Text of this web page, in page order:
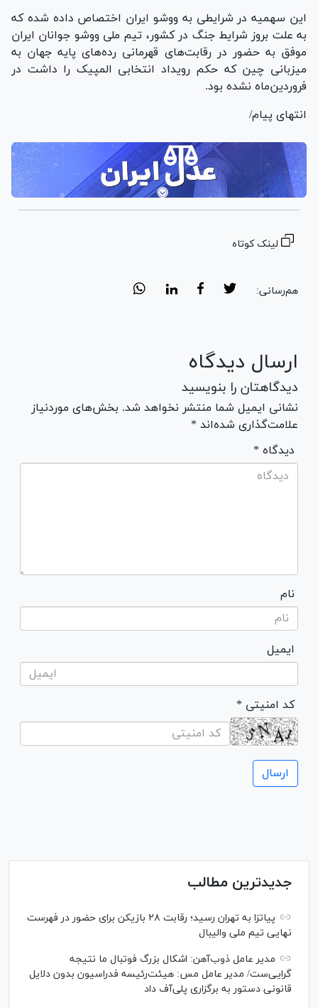
این سهمیه در شرایطی به ووشو ایران اختصاص داده شده که
به علت بروز شرایط جنگ در کشور، تیم ملی ووشو جوانان ایران
موفق به حضور در رقابت‌های قهرمانی رده‌های پایه جهان به
میزبانی چین که حکم رویداد انتخابی المپیک را داشت در
فروردین‌ماه نشده بود.
انتهای پیام/
لینک کوتاه
هم‌رسانی:
ارسال دیدگاه
دیدگاهتان را بنویسید
نشانی ایمیل شما منتشر نخواهد شد. بخش‌های موردنیاز
علامت‌گذاری شده‌اند *
* دیدگاه
نام
ایمیل
* کد امنیتی
جدیدترین مطالب
پیاتزا به تهران رسید؛ رقابت ۲۸ بازیکن برای حضور در فهرست
نهایی تیم ملی والیبال
مدیر عامل ذوب‌آهن: اشکال بزرگ فوتبال ما نتیجه
گرایی‌ست/ مدیر عامل مس: هیئت‌رئیسه فدراسیون بدون دلایل
قانونی دستور به برگزاری پلی‌آف داد